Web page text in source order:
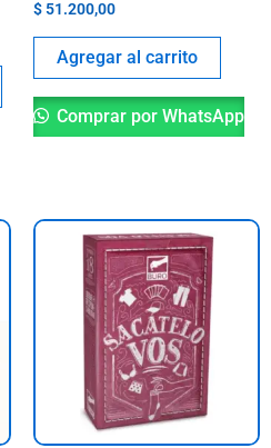
página
producto
$ 51.200,00
Agregar al carrito
Comprar por WhatsApp
Este
se